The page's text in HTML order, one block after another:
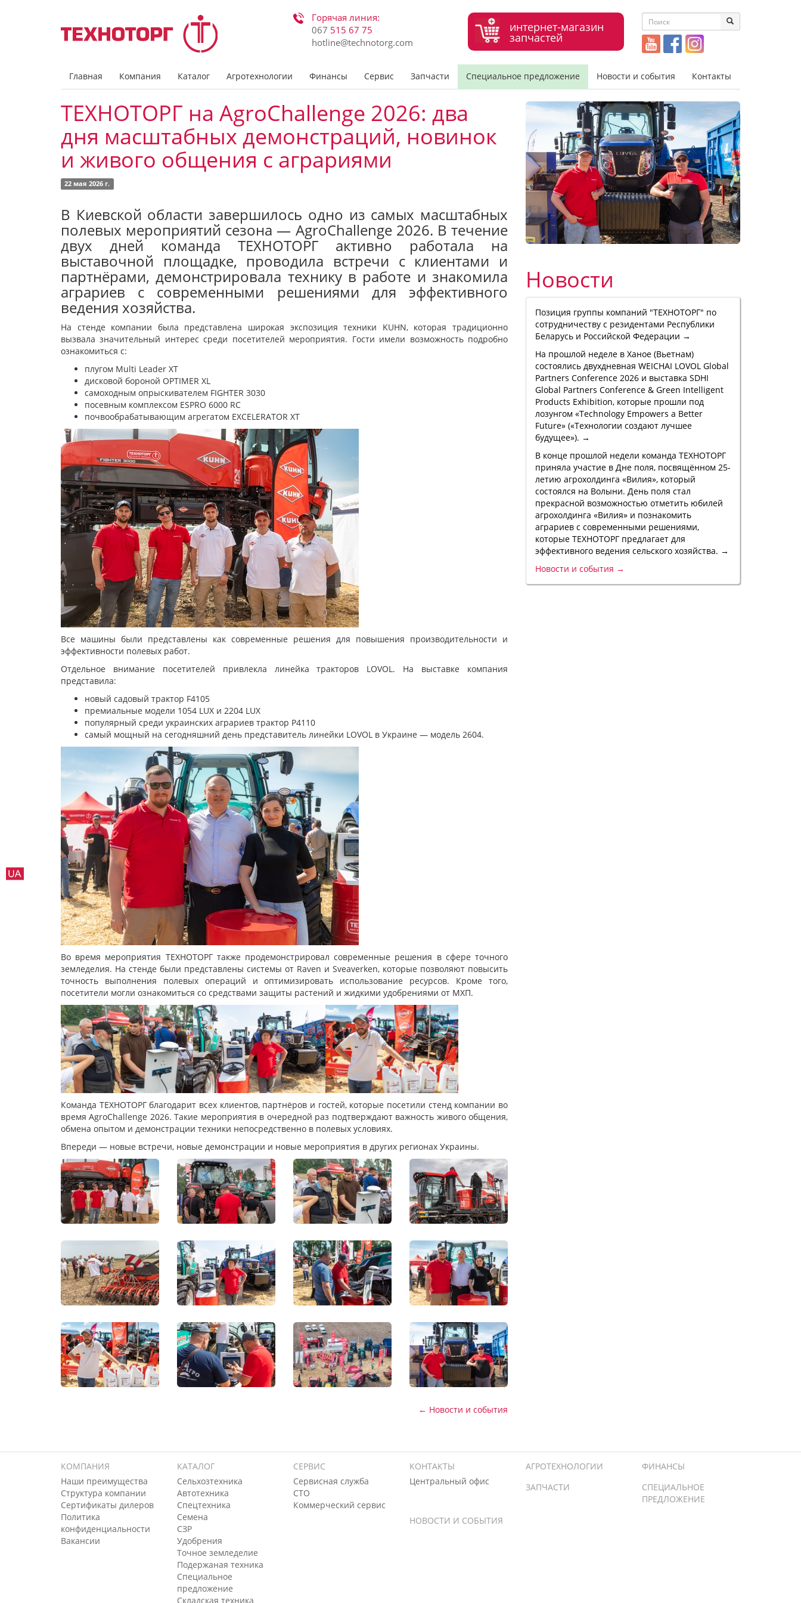
Горячая линия:
067 515 67 75
hotline@technotorg.com
интернет-магазин
запчастей
Главная Компания Каталог Агротехнологии Финансы Сервис Запчасти Специальное предложение Новости и события Контакты
ТЕХНОТОРГ на AgroChallenge 2026: два
дня масштабных демонстраций, новинок
и живого общения с аграриями
22 мая 2026 г.
В Киевской области завершилось одно из самых масштабных
полевых мероприятий сезона — AgroChallenge 2026. В течение
двух дней команда ТЕХНОТОРГ активно работала на
выставочной площадке, проводила встречи с клиентами и
партнёрами, демонстрировала технику в работе и знакомила
аграриев с современными решениями для эффективного
ведения хозяйства.
На стенде компании была представлена широкая экспозиция техники KUHN, которая традиционно
вызвала значительный интерес среди посетителей мероприятия. Гости имели возможность подробно
ознакомиться с:
плугом Multi Leader XT
дисковой бороной OPTIMER XL
самоходным опрыскивателем FIGHTER 3030
посевным комплексом ESPRO 6000 RC
почвообрабатывающим агрегатом EXCELERATOR XT
Все машины были представлены как современные решения для повышения производительности и
эффективности полевых работ.
Отдельное внимание посетителей привлекла линейка тракторов LOVOL. На выставке компания
представила:
новый садовый трактор F4105
премиальные модели 1054 LUX и 2204 LUX
популярный среди украинских аграриев трактор P4110
самый мощный на сегодняшний день представитель линейки LOVOL в Украине — модель 2604.
Во время мероприятия ТЕХНОТОРГ также продемонстрировал современные решения в сфере точного
земледелия. На стенде были представлены системы от Raven и Sveaverken, которые позволяют повысить
точность выполнения полевых операций и оптимизировать использование ресурсов. Кроме того,
посетители могли ознакомиться со средствами защиты растений и жидкими удобрениями от МХП.
Команда ТЕХНОТОРГ благодарит всех клиентов, партнёров и гостей, которые посетили стенд компании во
время AgroChallenge 2026. Такие мероприятия в очередной раз подтверждают важность живого общения,
обмена опытом и демонстрации техники непосредственно в полевых условиях.
Впереди — новые встречи, новые демонстрации и новые мероприятия в других регионах Украины.
← Новости и события
Новости
Позиция группы компаний "ТЕХНОТОРГ" по
сотрудничеству с резидентами Республики
Беларусь и Российской Федерации →
На прошлой неделе в Ханое (Вьетнам)
состоялись двухдневная WEICHAI LOVOL Global
Partners Conference 2026 и выставка SDHI
Global Partners Conference & Green Intelligent
Products Exhibition, которые прошли под
лозунгом «Technology Empowers a Better
Future» («Технологии создают лучшее
будущее»). →
В конце прошлой недели команда ТЕХНОТОРГ
приняла участие в Дне поля, посвящённом 25-
летию агрохолдинга «Вилия», который
состоялся на Волыни. День поля стал
прекрасной возможностью отметить юбилей
агрохолдинга «Вилия» и познакомить
аграриев с современными решениями,
которые ТЕХНОТОРГ предлагает для
эффективного ведения сельского хозяйства. →
Новости и события →
КОМПАНИЯ
Наши преимущества
Структура компании
Сертификаты дилеров
Политика
конфиденциальности
Вакансии
КАТАЛОГ
Сельхозтехника
Автотехника
Спецтехника
Семена
СЗР
Удобрения
Точное земледелие
Подержаная техника
Специальное
предложение
Складская техника
СЕРВИС
Сервисная служба
СТО
Коммерческий сервис
КОНТАКТЫ
Центральный офис
АГРОТЕХНОЛОГИИ
ФИНАНСЫ
ЗАПЧАСТИ
СПЕЦИАЛЬНОЕ
ПРЕДЛОЖЕНИЕ
НОВОСТИ И СОБЫТИЯ